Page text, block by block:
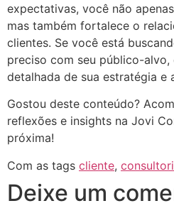
expectativas, você não
mas também fortalece o
clientes. Se você está
preciso com seu público-alvo,
detalhada de sua estratégia e
Gostou deste conteúdo?
reflexões e insights na Jovi
próxima!
Com as tags cliente,
Deixe um